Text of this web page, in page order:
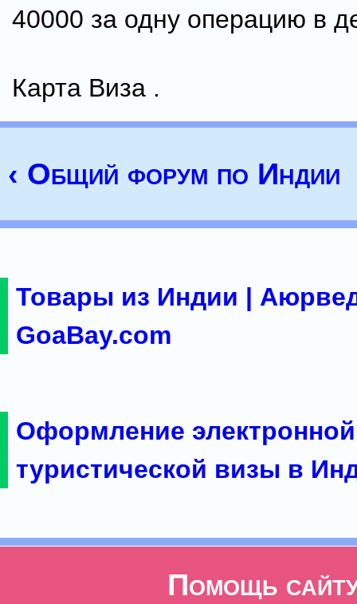
40000 за одну операцию в
Карта Виза .
‹ Общий форум по Индии
Товары из Индии |
GoaBay.com
Оформление электронной
туристической визы в
Помощь